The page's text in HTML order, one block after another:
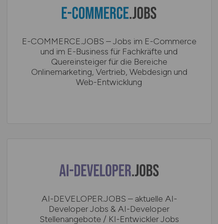
E-COMMERCE.JOBS – Jobs im E-Commerce
und im E-Business für Fachkräfte und
Quereinsteiger für die Bereiche
Onlinemarketing, Vertrieb, Webdesign und
Web-Entwicklung
AI-DEVELOPER.JOBS – aktuelle AI-
Developer Jobs & AI-Developer
Stellenangebote / KI-Entwickler Jobs